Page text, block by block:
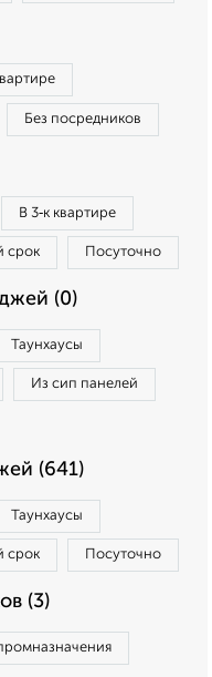
Без посредников
В 3‑к квартире
срок Посуточно
(0)
Таунхаусы
Из сип панелей
(641)
Таунхаусы
срок Посуточно
(3)